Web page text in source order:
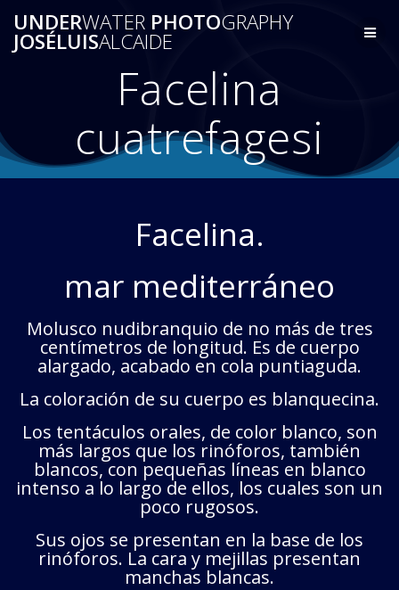
al
UNDERWATER PHOTOGRAPHY
JOSÉLUISALCAIDE
Facelina
cuatrefagesi
Facelina.
mar mediterráneo
Molusco nudibranquio de no más de tres
centímetros de longitud. Es de cuerpo
alargado, acabado en cola puntiaguda.
La coloración de su cuerpo es blanquecina.
Los tentáculos orales, de color blanco, son
más largos que los rinóforos, también
blancos, con pequeñas líneas en blanco
intenso a lo largo de ellos, los cuales son un
poco rugosos.
Sus ojos se presentan en la base de los
rinóforos. La cara y mejillas presentan
manchas blancas.